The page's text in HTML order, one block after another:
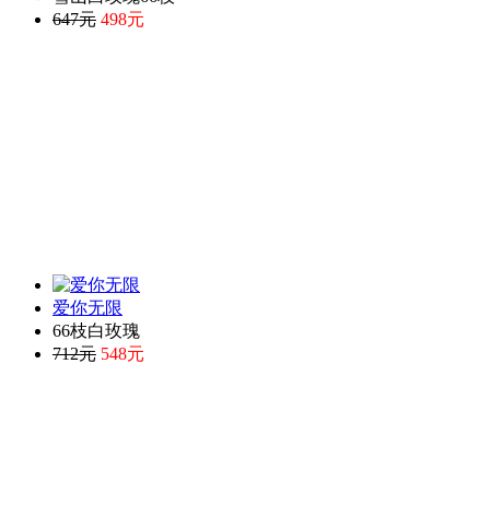
647元 498元
爱你无限
66枝白玫瑰
712元 548元